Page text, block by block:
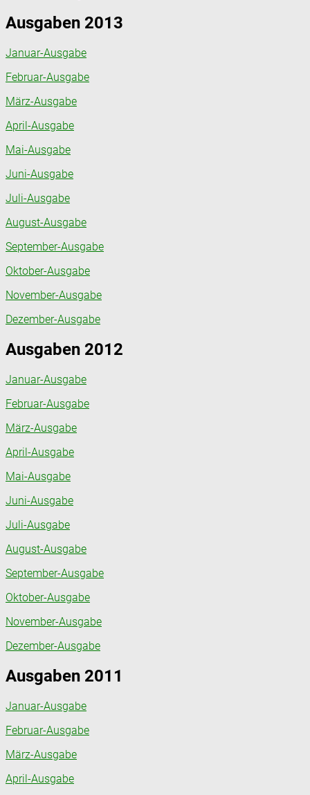
Ausgaben 2013
Januar-Ausgabe
Februar-Ausgabe
März-Ausgabe
April-Ausgabe
Mai-Ausgabe
Juni-Ausgabe
Juli-Ausgabe
August-Ausgabe
September-Ausgabe
Oktober-Ausgabe
November-Ausgabe
Dezember-Ausgabe
Ausgaben 2012
Januar-Ausgabe
Februar-Ausgabe
März-Ausgabe
April-Ausgabe
Mai-Ausgabe
Juni-Ausgabe
Juli-Ausgabe
August-Ausgabe
September-Ausgabe
Oktober-Ausgabe
November-Ausgabe
Dezember-Ausgabe
Ausgaben 2011
Januar-Ausgabe
Februar-Ausgabe
März-Ausgabe
April-Ausgabe